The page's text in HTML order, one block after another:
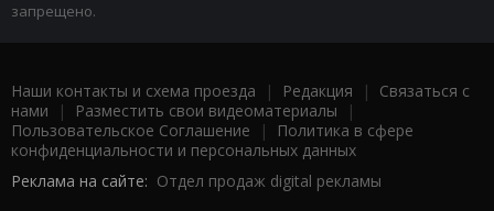
запрещено.
Наши контакты и схема проезда | Редакция | Связаться с
нами | Разместить свои видеоматериалы |
Пользовательское Соглашение |
Политика в сфере
конфиденциальности и персональных данных
Реклама на сайте: Отдел продаж digital рекламы